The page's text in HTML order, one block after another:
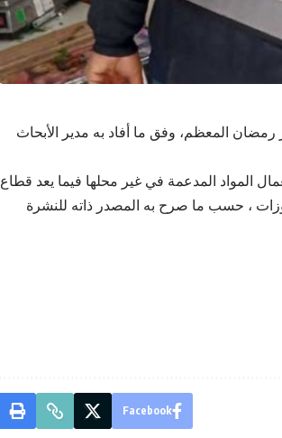
منذ بداية شهر رمضان المعظم، وفق ما أفاد به مدير الأبحاث
المواد المدعمة في غير محلها فيما يعد قطاع
، حسب ما صرح به المصدر ذاته للنشرة
Facebook